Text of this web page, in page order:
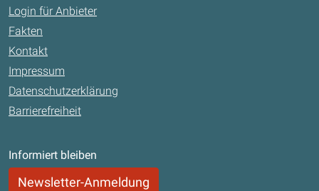
Login für Anbieter
Fakten
Kontakt
Impressum
Datenschutzerklärung
Barrierefreiheit
Informiert bleiben
Newsletter-Anmeldung